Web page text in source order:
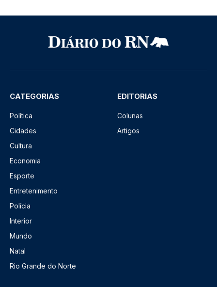
CATEGORIAS
Política
Cidades
Cultura
Economia
Esporte
Entretenimento
Polícia
Interior
Mundo
Natal
Rio Grande do Norte
EDITORIAS
Colunas
Artigos